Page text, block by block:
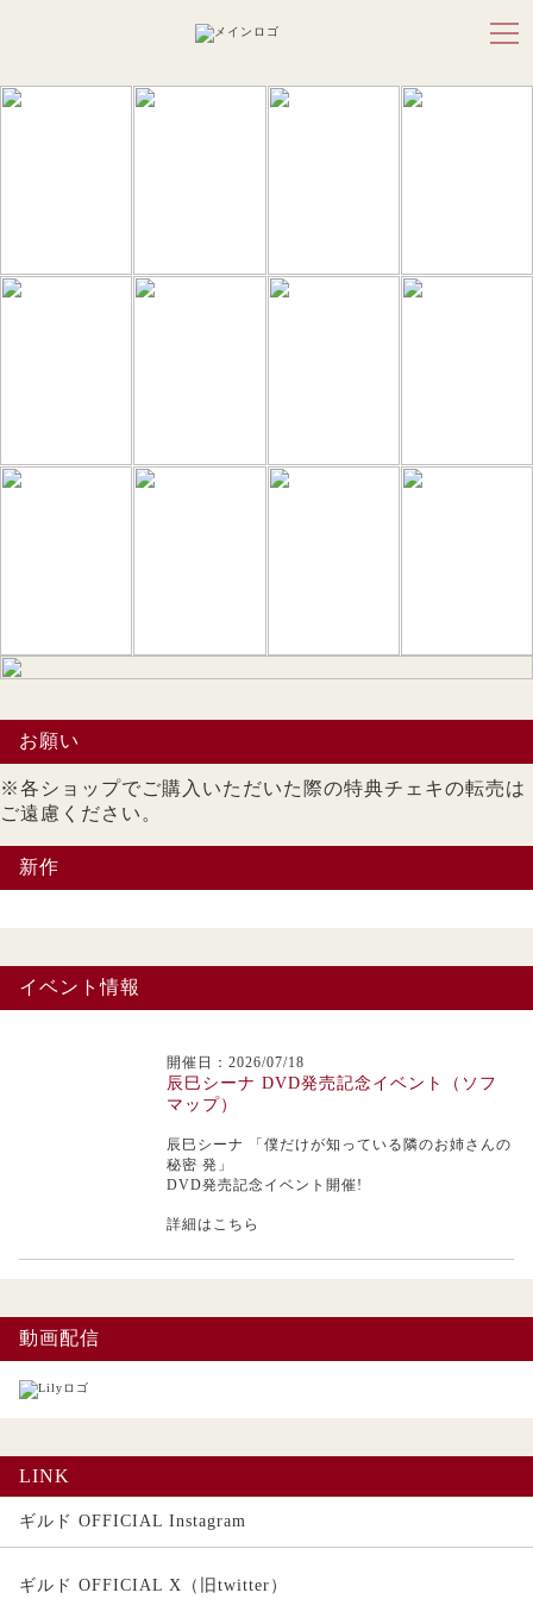
お願い
※各ショップでご購入いただいた際の特典チェキの転売は
ご遠慮ください。
新作
イベント情報
開催日：2026/07/18
辰巳シーナ DVD発売記念イベント（ソフ
マップ）
辰巳シーナ
「僕だけが知っている隣のお姉さんの
秘密 発」
DVD発売記念イベント開催!
詳細はこちら
動画配信
LINK
ギルド OFFICIAL Instagram
ギルド OFFICIAL X（旧twitter）